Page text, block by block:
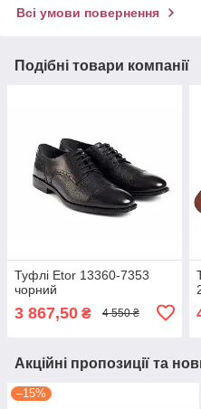
Всі умови повернення
Подібні товари компанії
Туфлі Etor 13360-7353
чорний
3 867,50 ₴ 4 550 ₴
Акційні пропозиції та
–15%